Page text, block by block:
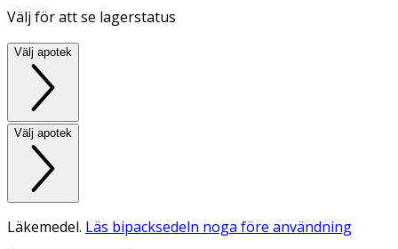
Välj för att se lagerstatus
Välj apotek
Välj apotek
Läkemedel. Läs bipacksedeln noga före användning